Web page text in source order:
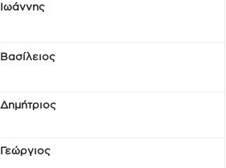
Ιωάννης
Βασίλειος
Δημήτριος
Γεώργιος